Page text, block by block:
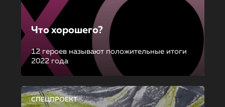
Что хорошего?
12 героев называют положительные итоги
2022 года
СПЕЦПРОЕКТ